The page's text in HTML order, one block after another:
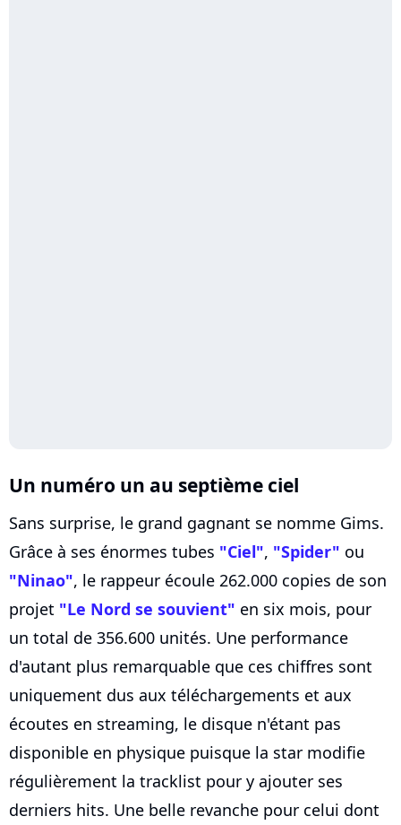
Un numéro un au septième ciel
Sans surprise, le grand gagnant se nomme Gims.
Grâce à ses énormes tubes "Ciel", "Spider" ou
"Ninao", le rappeur écoule 262.000 copies de son
projet "Le Nord se souvient" en six mois, pour
un total de 356.600 unités. Une performance
d'autant plus remarquable que ces chiffres sont
uniquement dus aux téléchargements et aux
écoutes en streaming, le disque n'étant pas
disponible en physique puisque la star modifie
régulièrement la tracklist pour y ajouter ses
derniers hits. Une belle revanche pour celui dont